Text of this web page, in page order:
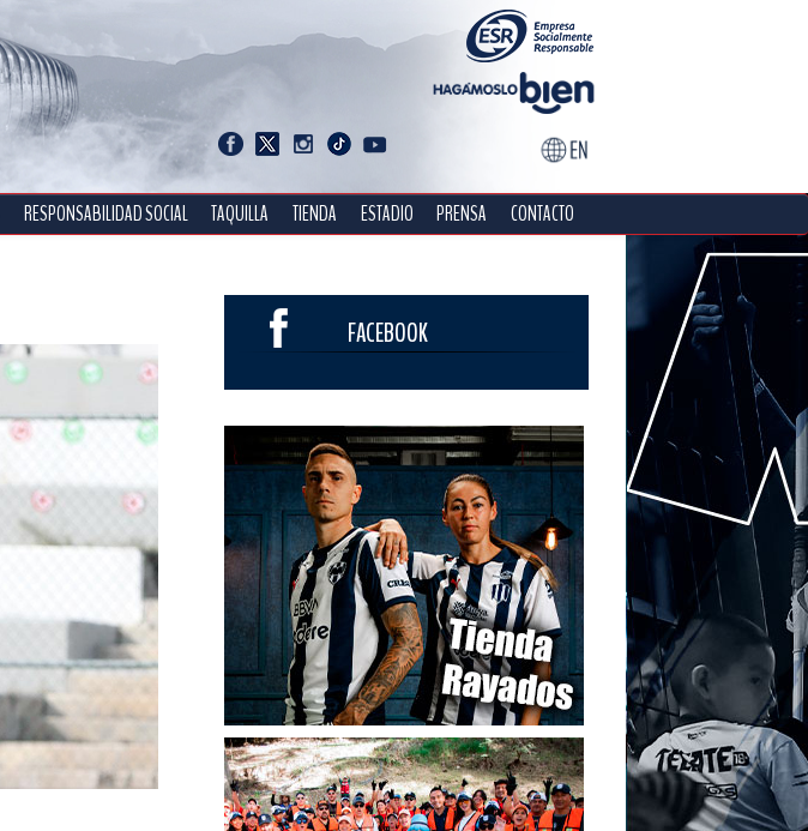
RESPONSABILIDAD SOCIAL TAQUILLA TIENDA ESTADIO PRENSA CONTACTO
FACEBOOK